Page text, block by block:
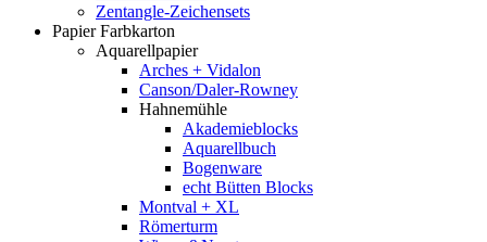
Zentangle-Zeichensets
Papier Farbkarton
Aquarellpapier
Arches + Vidalon
Canson/Daler-Rowney
Hahnemühle
Akademieblocks
Aquarellbuch
Bogenware
echt Bütten Blocks
Montval + XL
Römerturm